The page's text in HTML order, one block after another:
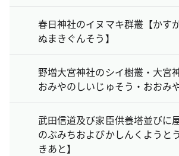
春日神社のイヌマキ群叢【かす
ぬまきぐんそう】
野増大宮神社のシイ樹叢・大宮
おみやのしいじゅそう・おおみ
武田信道及び家臣供養塔並びに
のぶみちおよびかしんくようと
きあと】